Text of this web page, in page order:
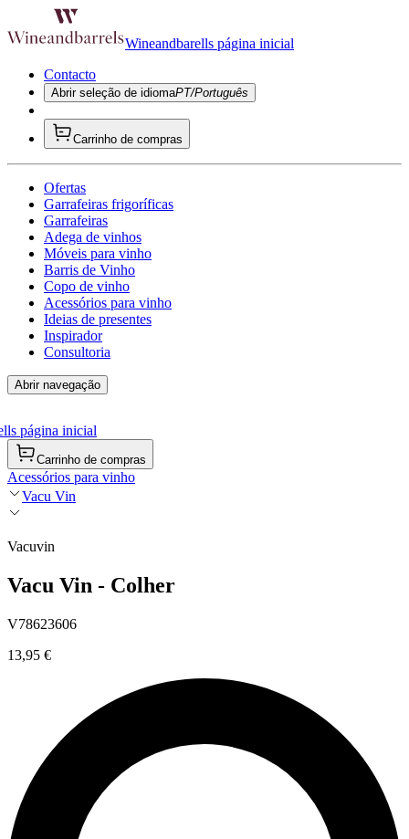
Wineandbarells página inicial
Contacto
Abrir seleção de idiomaPT/Português
Carrinho de compras
Ofertas
Garrafeiras frigoríficas
Garrafeiras
Adega de vinhos
Móveis para vinho
Barris de Vinho
Copo de vinho
Acessórios para vinho
Ideias de presentes
Inspirador
Consultoria
Abrir navegação
página inicial
Carrinho de compras
Acessórios para vinho
Vacu Vin
Vacuvin
Vacu Vin - Colher
V78623606
13,95 €